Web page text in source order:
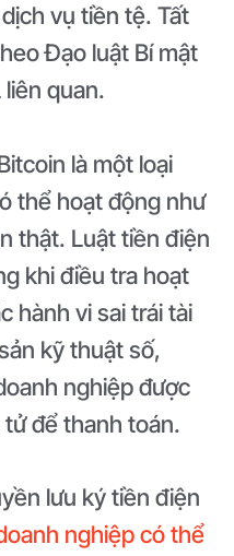
vụ tiền tệ. Tất
Đạo luật Bí mật
quan.
là một loại
thể hoạt động như
thật. Luật tiền điện
khi điều tra hoạt
hành vi sai trái tài
kỹ thuật số,
nghiệp được
để thanh toán.
lưu ký tiền điện
nghiệp có thể